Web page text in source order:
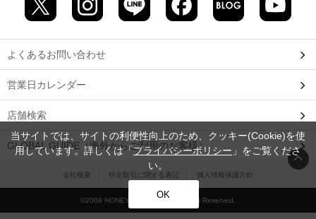
よくあるお問い合わせ
営業日カレンダー
店舗検索
GLOBAL GUIDE（海外からご利用のお客様）
会社概要 特定取引に関する表記 個人情報保護方針
©2009 HONEYS CO., LTD. All Rights Reserved.
当サイトでは、サイトの利便性向上のため、クッキー(Cookie)を使
用しています。詳しくは「プライバシーポリシー 」をご覧くださ
い。
OK